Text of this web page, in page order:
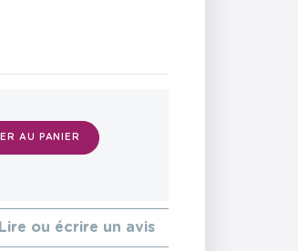
AU PANIER
Lire ou écrire un avis